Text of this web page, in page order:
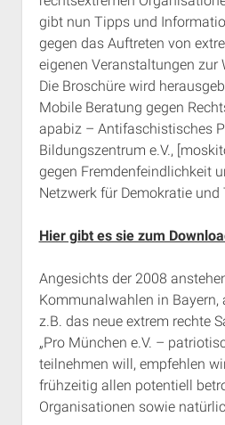
gibt nun Tipps und
gegen das Auftreten von
eigenen Veranstaltungen zur
Die Broschüre wird
Mobile Beratung gegen
apabiz – Antifaschistisches
Bildungszentrum e.V.,
gegen Fremdenfeindlichkeit
Netzwerk für Demokratie und
Hier gibt es sie zum
Angesichts der 2008
Kommunalwahlen in Bayern,
z.B. das neue extrem rechte
„Pro München e.V. –
teilnehmen will, empfehlen
frühzeitig allen potentiell
Organisationen sowie